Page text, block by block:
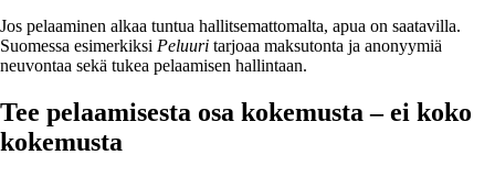
Jos pelaaminen alkaa tuntua hallitsemattomalta, apua on saatavilla.
Suomessa esimerkiksi Peluuri tarjoaa maksutonta ja anonyymiä
neuvontaa sekä tukea pelaamisen hallintaan.
Tee pelaamisesta osa kokemusta – ei koko
kokemusta